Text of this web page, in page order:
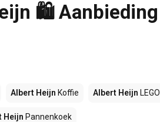
🛍️ Aanbieding
Albert Heijn Koffie Albert Heijn LEGO
Heijn Pannenkoek